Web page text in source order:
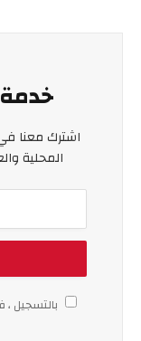
خدمة
اشترك معنا في
المحلية
بالتسجيل